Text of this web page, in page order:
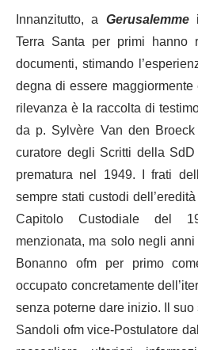
Innanzitutto, a Gerusalemmei
Terra Santa per primi hanno
documenti, stimando
degna di essere
rilevanza è la raccolta di
da p. Sylvère Van den
curatore degli Scritti della
prematura nel 1949. I frati
sempre stati custodi
Capitolo Custodiale del
menzionata, ma solo negli
Bonanno ofm per primo
occupato concretamente
senza poterne dare inizio. Il
Sandoli ofm vice-Postulatore